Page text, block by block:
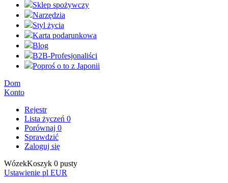
Sklep spożywczy
Narzędzia
Styl życia
Karta podarunkowa
Blog
B2B-Profesjonaliści
Poproś o to z Japonii
Dom
Konto
Rejestr
Lista życzeń 0
Porównaj 0
Sprawdzić
Zaloguj się
WózekKoszyk 0 pusty
Ustawienie pl EUR